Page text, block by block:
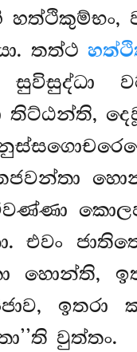
හත්ථිකුම්භං,
තත්ථ
සුවිසුද්ධා
එවං
හොන්ති,
ඉතරා
වුත්තං.